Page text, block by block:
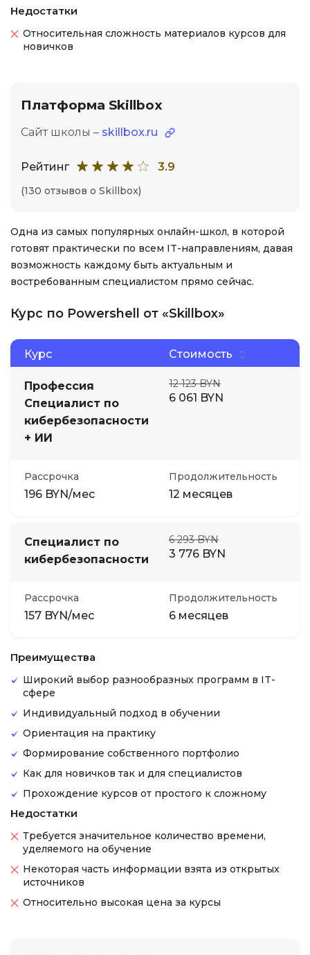
Недостатки
Относительная сложность материалов курсов для
новичков
Платформа Skillbox
Сайт школы – skillbox.ru
Рейтинг 3.9
(130 отзывов о Skillbox)
Одна из самых популярных онлайн-школ, в которой
готовят практически по всем IT-направлениям, давая
возможность каждому быть актуальным и
востребованным специалистом прямо сейчас.
Курс по Powershell от «Skillbox»
Курс Стоимость
Профессия
Специалист по
кибербезопас­но­сти
+ ИИ
12 123 BYN
6 061 BYN
Рассрочка
196 BYN/мес
Продолжительность
12 месяцев
Специалист по
кибербезопас­ности
6 293 BYN
3 776 BYN
Рассрочка
157 BYN/мес
Продолжительность
6 месяцев
Преимущества
Широкий выбор разнообразных программ в IT-
сфере
Индивидуальный подход в обучении
Ориентация на практику
Формирование собственного портфолио
Как для новичков так и для специалистов
Прохождение курсов от простого к сложному
Недостатки
Требуется значительное количество времени,
уделяемого на обучение
Некоторая часть информации взята из открытых
источников
Относительно высокая цена за курсы